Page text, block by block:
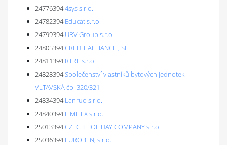
247763944sys s.r.o.
24782394 Educat s.r.o.
24799394 URV Group s.r.o.
24805394CREDIT ALLIANCE , SE
24811394 RTRL s.r.o.
24828394Společenství vlastníků bytových jednotek
VLTAVSKÁ čp. 320/321
24834394 Lanruo s.r.o.
24840394 LIMITEX s.r.o.
25013394CZECH HOLIDAY COMPANY s.r.o.
25036394 EUROBEN, s.r.o.